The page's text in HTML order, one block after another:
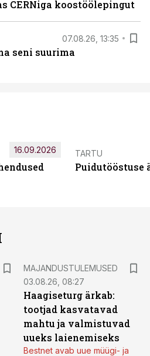
CERNiga koostöölepingut
07.08.26, 13:35
seni suurima
16.09.2026 TARTU
Puidutööstuse
MAJANDUSTULEMUSED
03.08.26, 08:27
Haagiseturg ärkab:
tootjad kasvatavad
mahtu ja valmistuvad
uueks laienemiseks
Bestnet avab uue müügi- ja